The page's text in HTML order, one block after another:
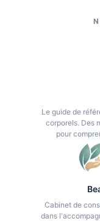
Le guide de
corporels. Des
pour
Cabinet de
dans